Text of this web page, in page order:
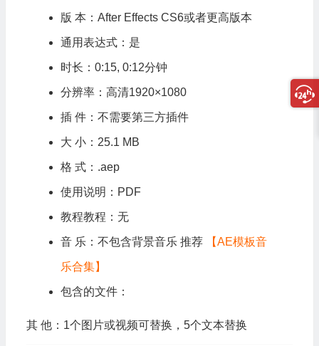
版 本：After Effects CS6或者更高版本
通用表达式：是
时长：0:15, 0:12分钟
分辨率：高清1920×1080
插 件：不需要第三方插件
大 小：25.1 MB
格 式：.aep
使用说明：PDF
教程教程：无
音 乐：不包含背景音乐 推荐 【AE模板音
乐合集】
包含的文件：
其 他：1个图片或视频可替换，5个文本替换